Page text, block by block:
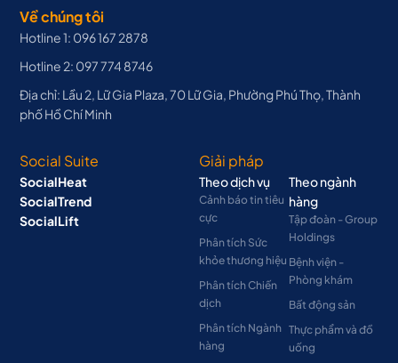
Về chúng tôi
Hotline 1: 096 167 2878
Hotline 2: 097 774 8746
Địa chỉ: Lầu 2, Lữ Gia Plaza, 70 Lữ Gia, Phường Phú Thọ, Thành
phố Hồ Chí Minh
Social Suite
SocialHeat
SocialTrend
SocialLift
Giải pháp
Theo dịch vụ
Cảnh báo tin tiêu
cực
Phân tích Sức
khỏe thương hiệu
Phân tích Chiến
dịch
Phân tích Ngành
hàng
Theo ngành
hàng
Tập đoàn - Group
Holdings
Bệnh viện -
Phòng khám
Bất động sản
Thực phẩm và đồ
uống